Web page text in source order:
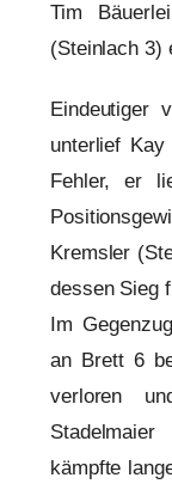
Tim
(Steinlach 3)
Eindeutiger
unterlief
Fehler, er
Kremsler
dessen Sieg
Im
an Brett 6
verloren
kämpfte